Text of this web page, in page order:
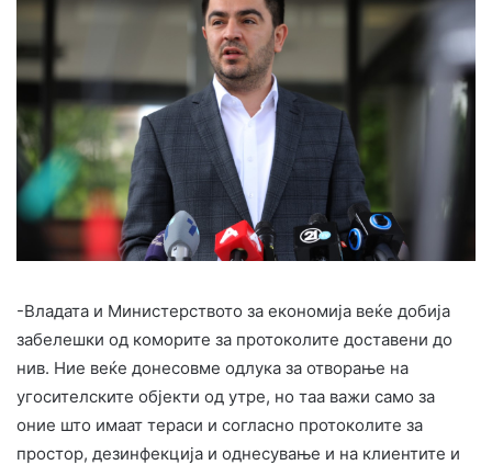
-Владата и Министерството за економија веќе добија
забелешки од коморите за протоколите доставени до
нив. Ние веќе донесовме одлука за отворање на
угосителските објекти од утре, но таа важи само за
оние што имаат тераси и согласно протоколите за
простор, дезинфекција и однесување и на клиентите и